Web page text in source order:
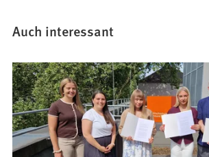
Auch interessant